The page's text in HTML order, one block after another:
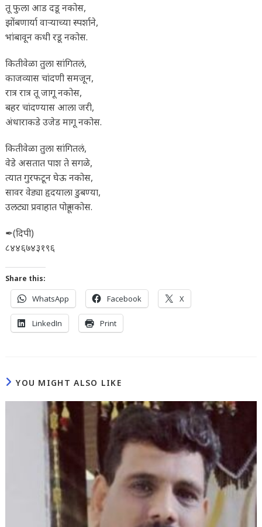
तू फुला आड दडू नकोस,
झोंबणार्या वाऱ्याच्या स्पर्शाने,
भांबावून कधी रडू नकोस.
कितीवेळा तुला सांगितलं,
काजव्यास चांदणी समजून,
रात्र रात्र तू जागू नकोस,
बहर चांदण्यास आला जरी,
अंधाराकडे उजेड मागू नकोस.
कितीवेळा तुला सांगितलं,
वेडे असतात पाश ते सगळे,
त्यात गुरफटून घेऊ नकोस,
सावर वेड्या हृदयाला डुबण्या,
उलट्या प्रवाहात पोहू नकोस.
✒(दिपी)
८४४६७४३१९६
Share this:
WhatsApp Facebook X
LinkedIn Print
YOU MIGHT ALSO LIKE